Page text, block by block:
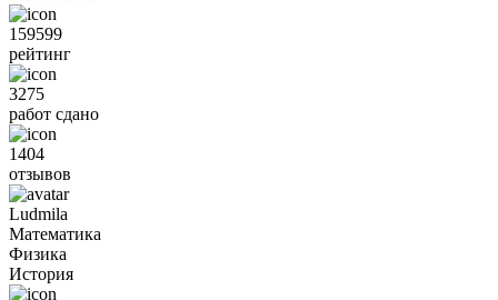
159599
рейтинг
3275
работ сдано
1404
отзывов
Ludmila
Математика
Физика
История